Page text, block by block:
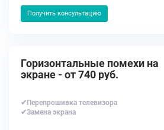
Получить консультацию
Горизонтальные помехи на
экране - от 740 руб.
✔Перепрошивка телевизора
✔Замена экрана